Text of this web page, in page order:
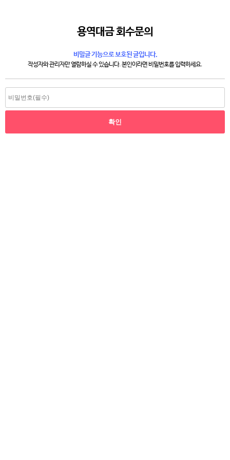
용역대금 회수문의
비밀글 기능으로 보호된 글입니다.
작성자와 관리자만 열람하실 수 있습니다. 본인이라면 비밀번호를 입력하세요.